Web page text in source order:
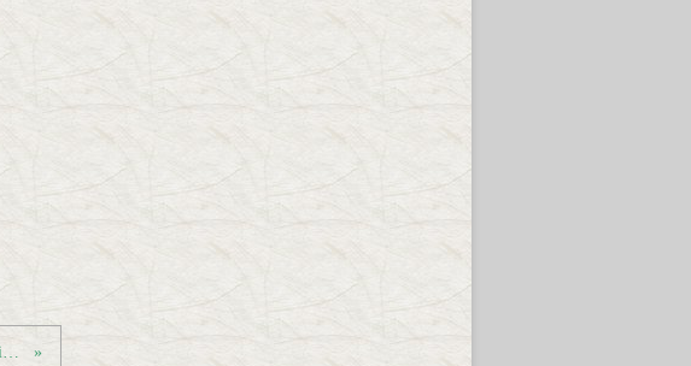
Championnat Départemental - Equipe 6 - Journée 7